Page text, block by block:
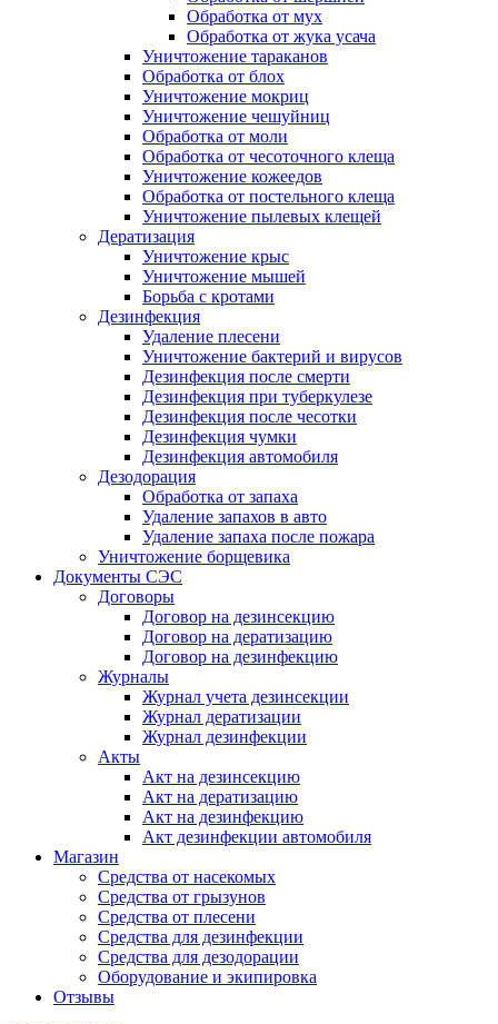
Обработка от мух
Обработка от жука усача
Уничтожение тараканов
Обработка от блох
Уничтожение мокриц
Уничтожение чешуйниц
Обработка от моли
Обработка от чесоточного клеща
Уничтожение кожеедов
Обработка от постельного клеща
Уничтожение пылевых клещей
Дератизация
Уничтожение крыс
Уничтожение мышей
Борьба с кротами
Дезинфекция
Удаление плесени
Уничтожение бактерий и вирусов
Дезинфекция после смерти
Дезинфекция при туберкулезе
Дезинфекция после чесотки
Дезинфекция чумки
Дезинфекция автомобиля
Дезодорация
Обработка от запаха
Удаление запахов в авто
Удаление запаха после пожара
Уничтожение борщевика
Документы СЭС
Договоры
Договор на дезинсекцию
Договор на дератизацию
Договор на дезинфекцию
Журналы
Журнал учета дезинсекции
Журнал дератизации
Журнал дезинфекции
Акты
Акт на дезинсекцию
Акт на дератизацию
Акт на дезинфекцию
Акт дезинфекции автомобиля
Магазин
Средства от насекомых
Средства от грызунов
Средства от плесени
Средства для дезинфекции
Средства для дезодорации
Оборудование и экипировка
Отзывы